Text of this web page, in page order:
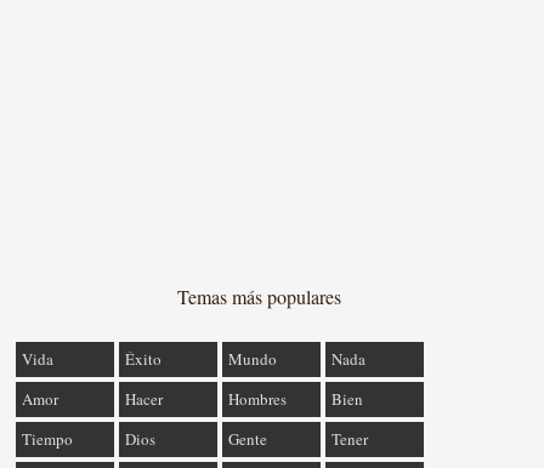
Temas más populares
Vida Éxito Mundo
Nada
Amor
Hacer Hombres
Bien
Tiempo
Dios Gente Tener